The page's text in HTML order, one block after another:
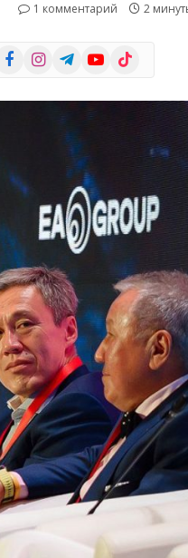
1 комментарий 2
FacebookInstagramTelegramYouTube
TikTok